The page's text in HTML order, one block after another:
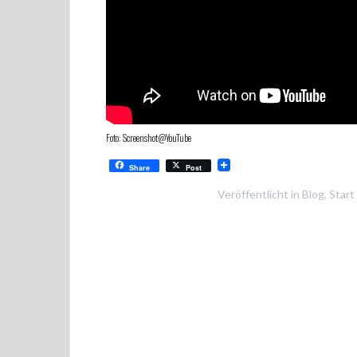
Foto: Screenshot@YouTube
Share Post
Veröffentlicht in Blog, Start